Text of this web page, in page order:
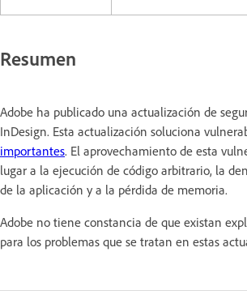
Resumen
Adobe ha publicado una actualización de
InDesign. Esta actualización soluciona
importantes. El aprovechamiento de esta
lugar a la ejecución de código arbitrario, la
de la aplicación y a la pérdida de memoria.
Adobe no tiene constancia de que existan
para los problemas que se tratan en estas